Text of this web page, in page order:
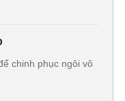
chinh phục ngôi vô